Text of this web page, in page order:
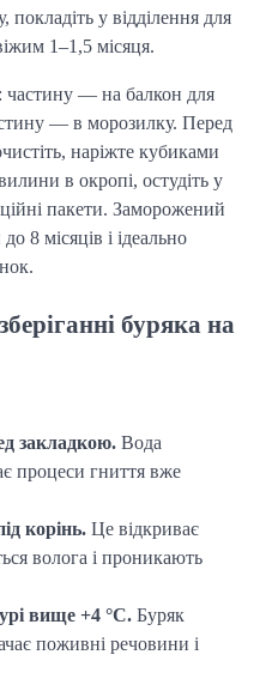
покладіть у відділення для
1–1,5 місяця.
частину — на балкон для
— в морозилку. Перед
наріжте кубиками
в окропі, остудіть у
пакети. Заморожений
8 місяців і ідеально
буряка на
закладкою. Вода
процеси гниття вже
корінь. Це відкриває
волога і проникають
вище +4 °C. Буряк
поживні речовини і